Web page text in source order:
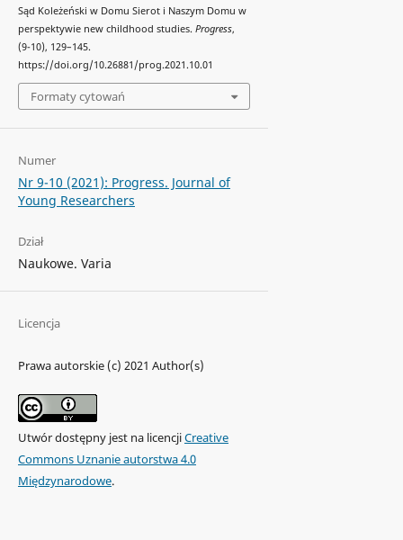
Sąd Koleżeński w Domu Sierot i Naszym Domu w
perspektywie new childhood studies. Progress,
(9-10), 129–145.
https://doi.org/10.26881/prog.2021.10.01
Formaty cytowań
Numer
Nr 9-10 (2021): Progress. Journal of
Young Researchers
Dział
Naukowe. Varia
Licencja
Prawa autorskie (c) 2021 Author(s)
Utwór dostępny jest na licencjiCreative
Commons Uznanie autorstwa 4.0
Międzynarodowe.